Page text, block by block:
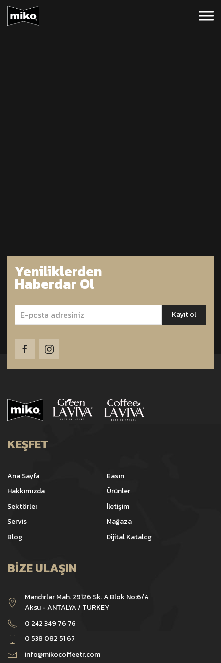
Yeniliklerden
Haberdar Ol
KEŞFET
Ana Sayfa
Hakkımızda
Sektörler
Servis
Blog
Basın
Ürünler
İletişim
Mağaza
Dijital Katalog
BIZE ULAŞIN
Mandırlar Mah. 29126 Sk. A Blok No:6/A
Aksu - ANTALYA / TURKEY
0 242 349 76 76
0 538 082 51 67
info@mikocoffeetr.com